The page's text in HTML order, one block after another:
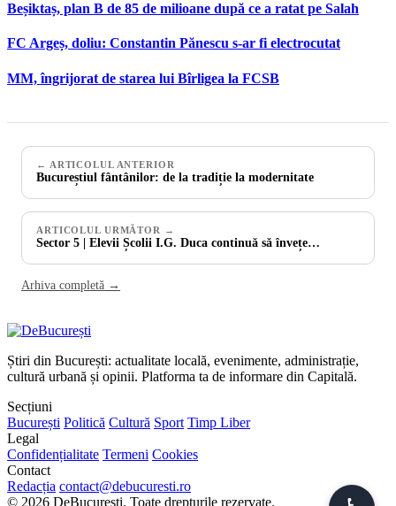
Beșiktaș, plan B de 85 de milioane după ce a ratat pe Salah
FC Argeș, doliu: Constantin Pănescu s-ar fi electrocutat
MM, îngrijorat de starea lui Bîrligea la FCSB
← ARTICOLUL ANTERIOR
Bucureștiul fântânilor: de la tradiție la modernitate
ARTICOLUL URMĂTOR →
Sector 5 | Elevii Școlii I.G. Duca continuă să învețe…
Arhiva completă →
Știri din București: actualitate locală, evenimente, administrație,
cultură urbană și opinii. Platforma ta de informare din Capitală.
Secțiuni
București Politică Cultură Sport Timp Liber
Legal
Confidențialitate Termeni Cookies
Contact
Redacția contact@debucuresti.ro
© 2026 DeBucurești. Toate drepturile rezervate.